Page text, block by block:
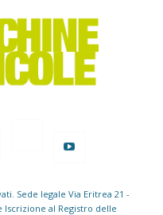
Sede legale Via Eritrea 21 -
Iscrizione al Registro delle